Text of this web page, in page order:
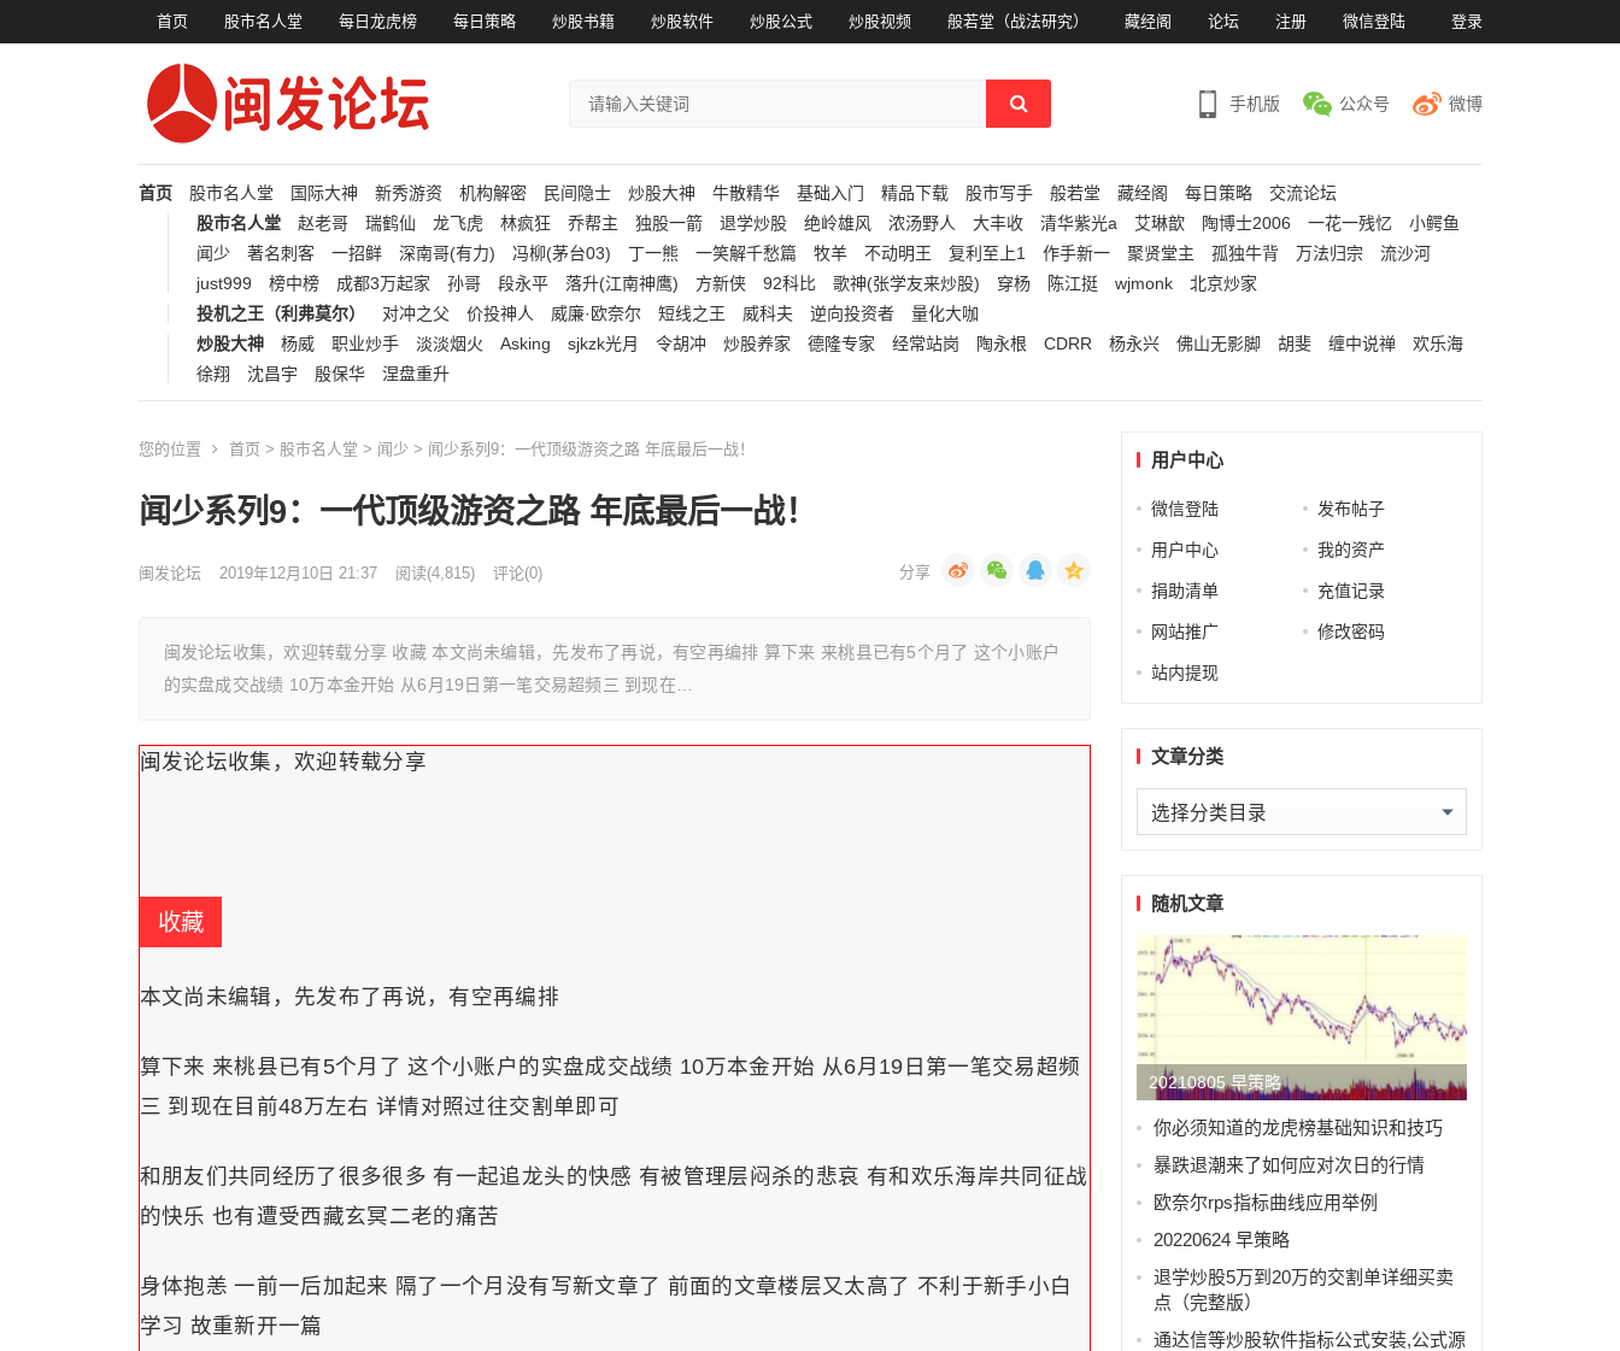
首页 股市名人堂 每日龙虎榜 每日策略 炒股书籍 炒股软件 炒股公式 炒股视频 般若堂（战法研究） 藏经阁 论坛 注册 微信登陆 登录
手机版 公众号 微博
首页 股市名人堂 国际大神 新秀游资 机构解密 民间隐士 炒股大神 牛散精华 基础入门 精品下载 股市写手 般若堂 藏经阁 每日策略
交流论坛
股市名人堂
赵老哥 瑞鹤仙 龙飞虎 林疯狂 乔帮主 独股一箭 退学炒股 绝岭雄风 浓汤野人 大丰收 清华紫光a 艾琳歆 陶博士2006 一花一残忆
小鳄鱼
闻少
著名刺客 一招鲜 深南哥(有力) 冯柳(茅台03) 丁一熊 一笑解千愁篇 牧羊 不动明王 复利至上1 作手新一 聚贤堂主 孤独牛背 万法归宗
流沙河
just999
榜中榜 成都3万起家 孙哥 段永平 落升(江南神鹰) 方新侠 92科比 歌神(张学友来炒股) 穿杨 陈江挺 wjmonk
北京炒家
投机之王（利弗莫尔）
对冲之父 价投神人 威廉·欧奈尔 短线之王 威科夫 逆向投资者
量化大咖
炒股大神
杨威 职业炒手 淡淡烟火 Asking sjkzk光月 令胡冲 炒股养家 德隆专家 经常站岗 陶永根 CDRR 杨永兴 佛山无影脚 胡斐 缠中说禅
欢乐海
徐翔
沈昌宇 殷保华 涅盘重升
您的位置 首页 > 股市名人堂 > 闻少 > 闻少系列9：一代顶级游资之路 年底最后一战！
闻少系列9：一代顶级游资之路 年底最后一战！
闽发论坛 2019年12月10日 21:37 阅读(4,815) 评论(0)
闽发论坛收集，欢迎转载分享 收藏 本文尚未编辑，先发布了再说，有空再编排 算下来 来桃县已有5个月了 这个小账户
的实盘成交战绩 10万本金开始 从6月19日第一笔交易超频三 到现在…
闽发论坛收集，欢迎转载分享
收藏
本文尚未编辑，先发布了再说，有空再编排
算下来 来桃县已有5个月了 这个小账户的实盘成交战绩 10万本金开始 从6月19日第一笔交易超频
三 到现在目前48万左右 详情对照过往交割单即可
和朋友们共同经历了很多很多 有一起追龙头的快感 有被管理层闷杀的悲哀 有和欢乐海岸共同征战
的快乐 也有遭受西藏玄冥二老的痛苦
身体抱恙 一前一后加起来 隔了一个月没有写新文章了 前面的文章楼层又太高了 不利于新手小白
学习 故重新开一篇
用户中心
微信登陆 发布帖子
用户中心 我的资产
捐助清单 充值记录
网站推广 修改密码
站内提现
文章分类
文
章
类随机文章
20210805 早策略
你必须知道的龙虎榜基础知识和技巧
暴跌退潮来了如何应对次日的行情
欧奈尔rps指标曲线应用举例
20220624 早策略
退学炒股5万到20万的交割单详细买卖
点（完整版）
通达信等炒股软件指标公式安装,公式源